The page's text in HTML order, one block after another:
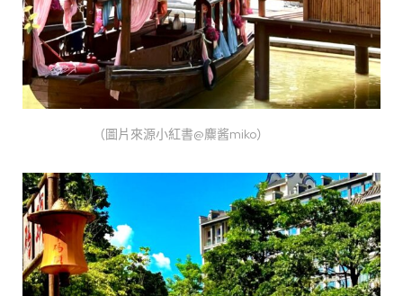
（圖片來源小紅書@麋酱miko）